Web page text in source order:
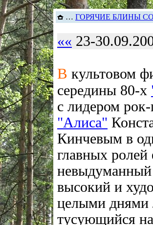
… ГОРЯЧИЕ БЛИНЫ
«« 23-
В культовом
середины 80-х
с лидером
"Алиса"
Кинчевым в
главных ролей
высокий и
целыми днями
тусующийся